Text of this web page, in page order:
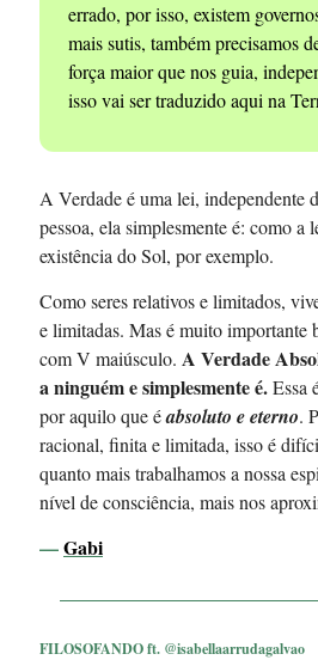
errado, por isso, existem
mais sutis, também precisamos
força maior que nos guia,
isso vai ser traduzido aqui na
A Verdade é uma lei, independente
pessoa, ela simplesmente é: como a
existência do Sol, por exemplo.
Como seres relativos e limitados,
e limitadas. Mas é muito importante
com V maiúsculo. A Verdade
a ninguém e simplesmente é.Essa
por aquilo que éabsoluto e eterno.
racional, finita e limitada, isso é
quanto mais trabalhamos a nossa
nível de consciência, mais nos
—Gabi
FILOSOFANDO ft. @isabellaarrudagalvao